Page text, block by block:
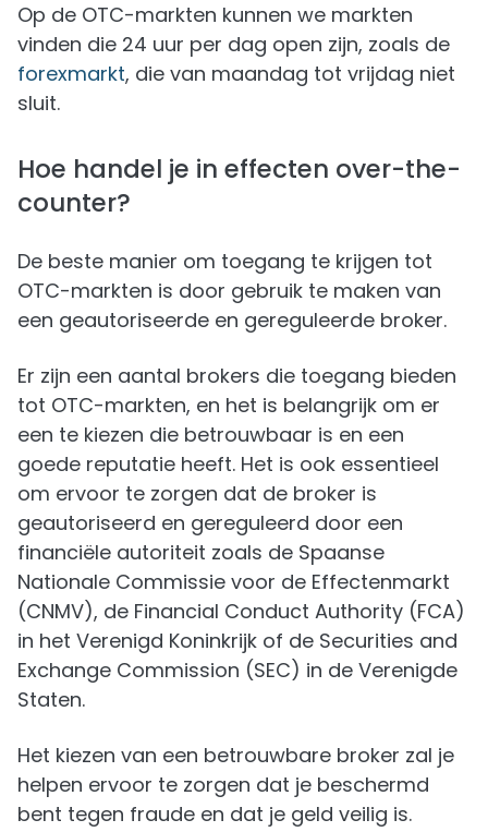
Op de OTC-markten kunnen we markten
vinden die 24 uur per dag open zijn, zoals de
forexmarkt, die van maandag tot vrijdag niet
sluit.
Hoe handel je in effecten over-the-
counter?
De beste manier om toegang te krijgen tot
OTC-markten is door gebruik te maken van
een geautoriseerde en gereguleerde broker.
Er zijn een aantal brokers die toegang bieden
tot OTC-markten, en het is belangrijk om er
een te kiezen die betrouwbaar is en een
goede reputatie heeft. Het is ook essentieel
om ervoor te zorgen dat de broker is
geautoriseerd en gereguleerd door een
financiële autoriteit zoals de Spaanse
Nationale Commissie voor de Effectenmarkt
(CNMV), de Financial Conduct Authority (FCA)
in het Verenigd Koninkrijk of de Securities and
Exchange Commission (SEC) in de Verenigde
Staten.
Het kiezen van een betrouwbare broker zal je
helpen ervoor te zorgen dat je beschermd
bent tegen fraude en dat je geld veilig is.